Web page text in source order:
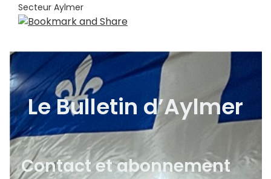
Secteur Aylmer
Le Bulletin d’Aylmer
Contact et abonnement